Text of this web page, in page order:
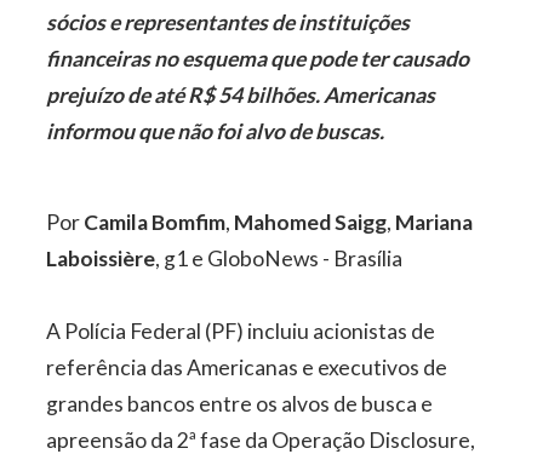
sócios e representantes de instituições
financeiras no esquema que pode ter causado
prejuízo de até R$ 54 bilhões. Americanas
informou que não foi alvo de buscas.
PorCamila Bomfim, Mahomed Saigg, Mariana
Laboissière, g1 e GloboNews - Brasília
A Polícia Federal (PF) incluiu acionistas de
referência das Americanas e executivos de
grandes bancos entre os alvos de busca e
apreensão da 2ª fase da Operação Disclosure,